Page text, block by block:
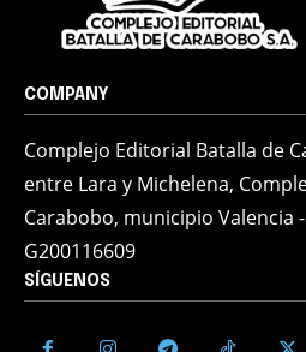
COMPANY
Complejo Editorial Batalla de
entre Lara y Michelena,
Carabobo, municipio Valencia
G200116609
SÍGUENOS